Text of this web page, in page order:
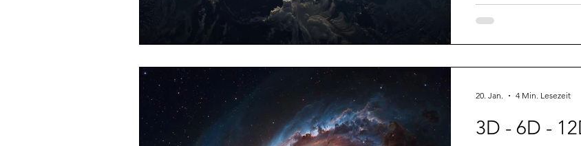
mehr oder weniger
3D - 6D -
20. Jan. 4 Min. Lesezeit